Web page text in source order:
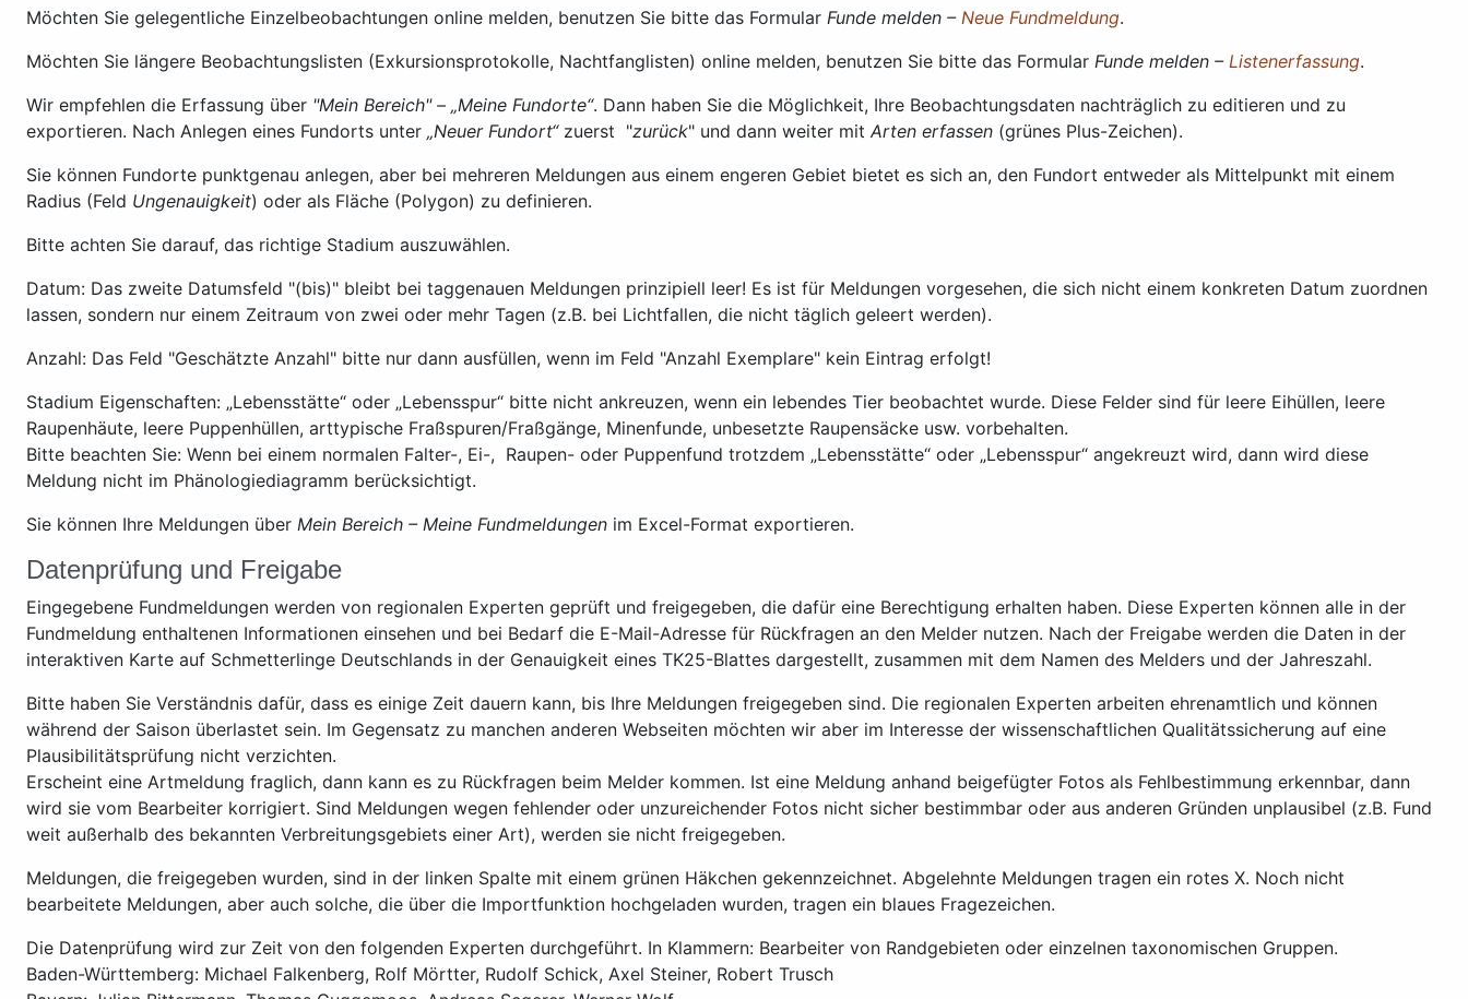
Möchten Sie gelegentliche Einzelbeobachtungen online melden, benutzen Sie bitte das Formular Funde melden – Neue Fundmeldung.
Möchten Sie längere Beobachtungslisten (Exkursionsprotokolle, Nachtfanglisten) online melden, benutzen Sie bitte das Formular Funde melden – Listenerfassung.
Wir empfehlen die Erfassung über "Mein Bereich"– „Meine Fundorte“. Dann haben Sie die Möglichkeit, Ihre Beobachtungsdaten nachträglich zu editieren und zu
exportieren. Nach Anlegen eines Fundorts unter „Neuer Fundort“zuerst "zurück" und dann weiter mit Arten erfassen (grünes Plus-Zeichen).
Sie können Fundorte punktgenau anlegen, aber bei mehreren Meldungen aus einem engeren Gebiet bietet es sich an, den Fundort entweder als Mittelpunkt mit einem
Radius (Feld Ungenauigkeit) oder als Fläche (Polygon) zu definieren.
Bitte achten Sie darauf, das richtige Stadium auszuwählen.
Datum: Das zweite Datumsfeld "(bis)" bleibt bei taggenauen Meldungen prinzipiell leer! Es ist für Meldungen vorgesehen, die sich nicht einem konkreten Datum zuordnen
lassen, sondern nur einem Zeitraum von zwei oder mehr Tagen (z.B. bei Lichtfallen, die nicht täglich geleert werden).
Anzahl: Das Feld "Geschätzte Anzahl" bitte nur dann ausfüllen, wenn im Feld "Anzahl Exemplare" kein Eintrag erfolgt!
Stadium Eigenschaften: „Lebensstätte“ oder „Lebensspur“ bitte nicht ankreuzen, wenn ein lebendes Tier beobachtet wurde. Diese Felder sind für leere Eihüllen, leere
Raupenhäute, leere Puppenhüllen, arttypische Fraßspuren/Fraßgänge, Minenfunde, unbesetzte Raupensäcke usw. vorbehalten.
Bitte beachten Sie: Wenn bei einem normalen Falter-, Ei-, Raupen- oder Puppenfund trotzdem „Lebensstätte“ oder „Lebensspur“ angekreuzt wird, dann wird diese
Meldung nicht im Phänologiediagramm berücksichtigt.
Sie können Ihre Meldungen über Mein Bereich – Meine Fundmeldungen im Excel-Format exportieren.
Datenprüfung und Freigabe
Eingegebene Fundmeldungen werden von regionalen Experten geprüft und freigegeben, die dafür eine Berechtigung erhalten haben. Diese Experten können alle in der
Fundmeldung enthaltenen Informationen einsehen und bei Bedarf die E-Mail-Adresse für Rückfragen an den Melder nutzen. Nach der Freigabe werden die Daten in der
interaktiven Karte auf Schmetterlinge Deutschlands in der Genauigkeit eines TK25-Blattes dargestellt, zusammen mit dem Namen des Melders und der Jahreszahl.
Bitte haben Sie Verständnis dafür, dass es einige Zeit dauern kann, bis Ihre Meldungen freigegeben sind. Die regionalen Experten arbeiten ehrenamtlich und können
während der Saison überlastet sein. Im Gegensatz zu manchen anderen Webseiten möchten wir aber im Interesse der wissenschaftlichen Qualitätssicherung auf eine
Plausibilitätsprüfung nicht verzichten.
Erscheint eine Artmeldung fraglich, dann kann es zu Rückfragen beim Melder kommen. Ist eine Meldung anhand beigefügter Fotos als Fehlbestimmung erkennbar, dann
wird sie vom Bearbeiter korrigiert. Sind Meldungen wegen fehlender oder unzureichender Fotos nicht sicher bestimmbar oder aus anderen Gründen unplausibel (z.B. Fund
weit außerhalb des bekannten Verbreitungsgebiets einer Art), werden sie nicht freigegeben.
Meldungen, die freigegeben wurden, sind in der linken Spalte mit einem grünen Häkchen gekennzeichnet. Abgelehnte Meldungen tragen ein rotes X. Noch nicht
bearbeitete Meldungen, aber auch solche, die über die Importfunktion hochgeladen wurden, tragen ein blaues Fragezeichen.
Die Datenprüfung wird zur Zeit von den folgenden Experten durchgeführt. In Klammern: Bearbeiter von Randgebieten oder einzelnen taxonomischen Gruppen.
Baden-Württemberg: Michael Falkenberg, Rolf Mörtter, Rudolf Schick, Axel Steiner, Robert Trusch